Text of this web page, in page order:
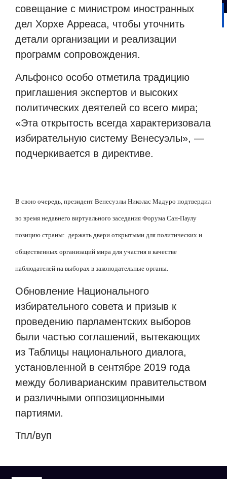
совещание с министром иностранных
дел Хорхе Арреаса, чтобы уточнить
детали организации и реализации
программ сопровождения.
Альфонсо особо отметила традицию
приглашения экспертов и высоких
политических деятелей со всего мира;
«Эта открытость всегда характеризовала
избирательную систему Венесуэлы», —
подчеркивается в директиве.
В свою очередь, президент Венесуэлы Николас Мадуро подтвердил
во время недавнего виртуального заседания Форума Сан-Паулу
позицию страны: держать двери открытыми для политических и
общественных организаций мира для участия в качестве
наблюдателей на выборах в законодательные органы.
Обновление Национального
избирательного совета и призыв к
проведению парламентских выборов
были частью соглашений, вытекающих
из Таблицы национального диалога,
установленной в сентябре 2019 года
между боливарианским правительством
и различными оппозиционными
партиями.
Тпл/вуп